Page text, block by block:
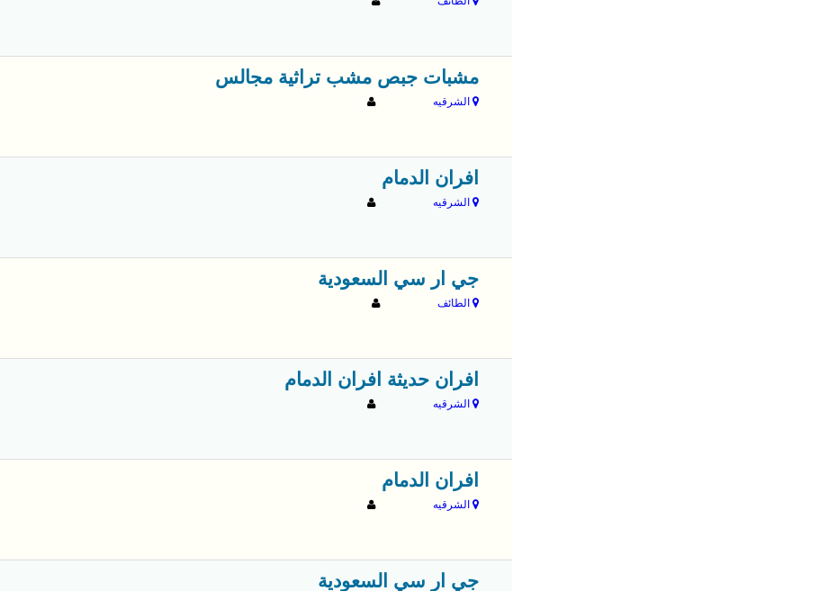
مشبات جبص مشب تراثية مجالس
الشرقيه
افران الدمام
الشرقيه
جي ار سي السعودية
الطائف
افران حديثة افران الدمام
الشرقيه
افران الدمام
الشرقيه
جي ار سي السعودية